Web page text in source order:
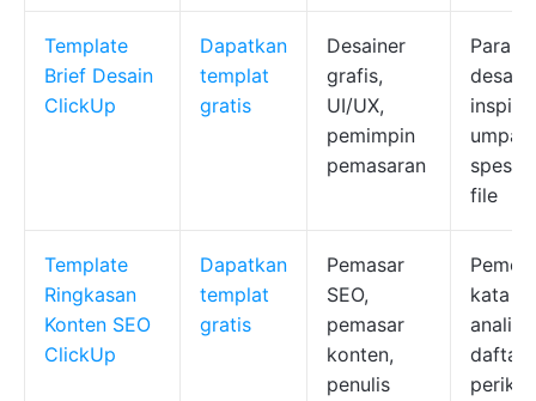
Template
Brief Desain
ClickUp
Dapatkan
templat
gratis
Desainer
grafis,
UI/UX,
pemimpin
pemasaran
desain,
file
Template
Ringkasan
Konten SEO
ClickUp
Dapatkan
templat
gratis
Pemasar
SEO,
pemasar
konten,
penulis
kata
daftar